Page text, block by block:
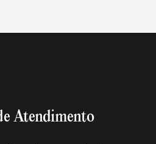
Atendimento